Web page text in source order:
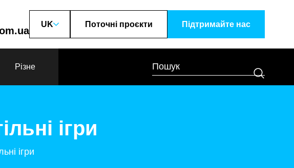
UK Поточні проєкти Підтримайте наc
Різне
ігри
ігри